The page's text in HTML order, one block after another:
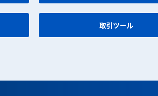
取引ツール